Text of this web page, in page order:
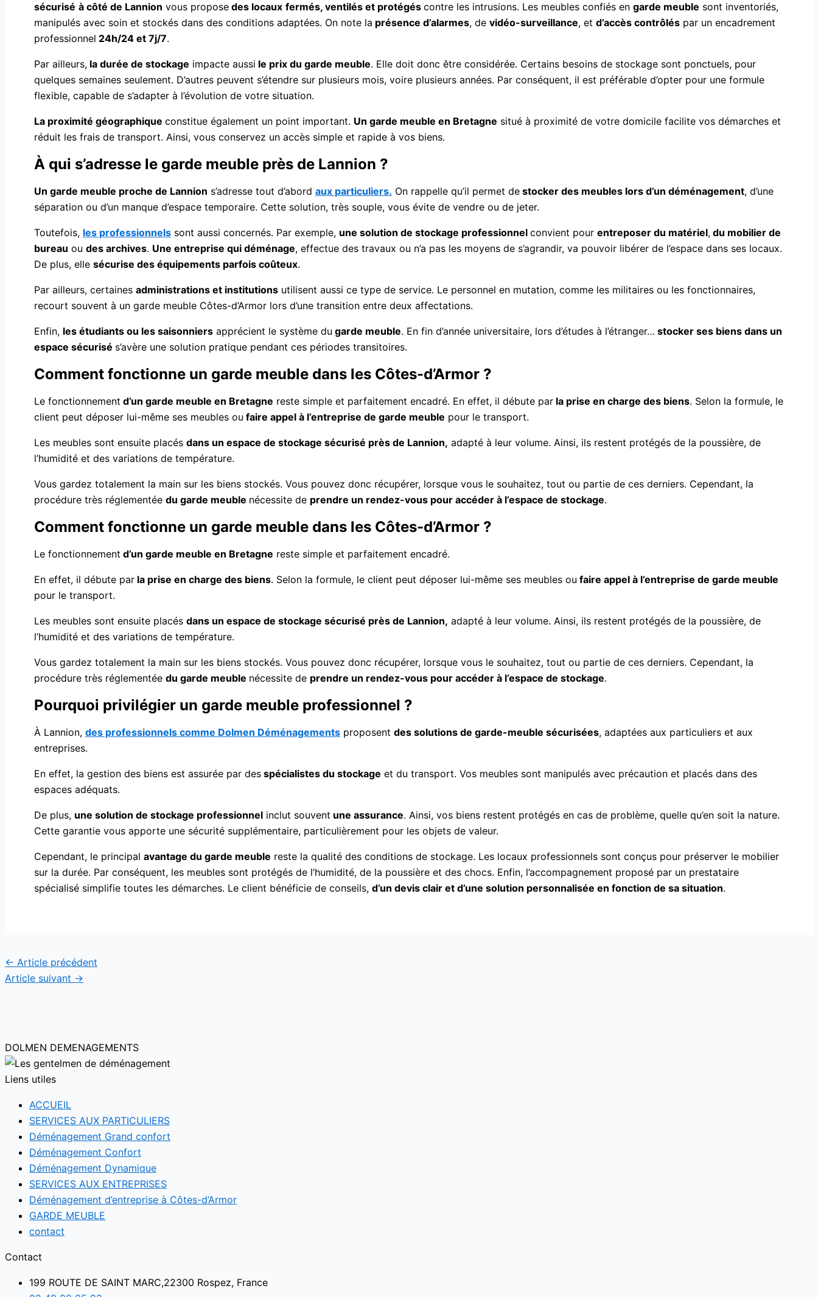
sécurisé à côté de Lannion vous propose des locaux fermés, ventilés et protégés contre les intrusions. Les meubles confiés en garde meuble sont inventoriés,
manipulés avec soin et stockés dans des conditions adaptées. On note la présence d’alarmes, de vidéo-surveillance, et d’accès contrôlés par un encadrement
professionnel 24h/24 et 7j/7.
Par ailleurs, la durée de stockage impacte aussi le prix du garde meuble. Elle doit donc être considérée. Certains besoins de stockage sont ponctuels, pour
quelques semaines seulement. D’autres peuvent s’étendre sur plusieurs mois, voire plusieurs années. Par conséquent, il est préférable d’opter pour une formule
flexible, capable de s’adapter à l’évolution de votre situation.
La proximité géographique constitue également un point important. Un garde meuble en Bretagne situé à proximité de votre domicile facilite vos démarches et
réduit les frais de transport. Ainsi, vous conservez un accès simple et rapide à vos biens.
À qui s’adresse le garde meuble près de Lannion ?
Un garde meuble proche de Lannion s’adresse tout d’abord aux particuliers. On rappelle qu’il permet de stocker des meubles lors d’un déménagement, d’une
séparation ou d’un manque d’espace temporaire. Cette solution, très souple, vous évite de vendre ou de jeter.
Toutefois, les professionnels sont aussi concernés. Par exemple, une solution de stockage professionnel convient pour entreposer du matériel, du mobilier de
bureau ou des archives. Une entreprise qui déménage, effectue des travaux ou n’a pas les moyens de s’agrandir, va pouvoir libérer de l’espace dans ses locaux.
De plus, elle sécurise des équipements parfois coûteux.
Par ailleurs, certaines administrations et institutions utilisent aussi ce type de service. Le personnel en mutation, comme les militaires ou les fonctionnaires,
recourt souvent à un garde meuble Côtes-d’Armor lors d’une transition entre deux affectations.
Enfin, les étudiants ou les saisonniers apprécient le système du garde meuble. En fin d’année universitaire, lors d’études à l’étranger… stocker ses biens dans un
espace sécurisé s’avère une solution pratique pendant ces périodes transitoires.
Comment fonctionne un garde meuble dans les Côtes-d’Armor ?
Le fonctionnement d’un garde meuble en Bretagne reste simple et parfaitement encadré. En effet, il débute par la prise en charge des biens. Selon la formule, le
client peut déposer lui-même ses meubles ou faire appel à l’entreprise de garde meuble pour le transport.
Les meubles sont ensuite placés dans un espace de stockage sécurisé près de Lannion, adapté à leur volume. Ainsi, ils restent protégés de la poussière, de
l’humidité et des variations de température.
Vous gardez totalement la main sur les biens stockés. Vous pouvez donc récupérer, lorsque vous le souhaitez, tout ou partie de ces derniers. Cependant, la
procédure très réglementée du garde meuble nécessite de prendre un rendez-vous pour accéder à l’espace de stockage.
Comment fonctionne un garde meuble dans les Côtes-d’Armor ?
Le fonctionnement d’un garde meuble en Bretagne reste simple et parfaitement encadré.
En effet, il débute par la prise en charge des biens. Selon la formule, le client peut déposer lui-même ses meubles ou faire appel à l’entreprise de garde meuble
pour le transport.
Les meubles sont ensuite placés dans un espace de stockage sécurisé près de Lannion, adapté à leur volume. Ainsi, ils restent protégés de la poussière, de
l’humidité et des variations de température.
Vous gardez totalement la main sur les biens stockés. Vous pouvez donc récupérer, lorsque vous le souhaitez, tout ou partie de ces derniers. Cependant, la
procédure très réglementée du garde meuble nécessite de prendre un rendez-vous pour accéder à l’espace de stockage.
Pourquoi privilégier un garde meuble professionnel ?
À Lannion, des professionnels comme Dolmen Déménagements proposent des solutions de garde-meuble sécurisées, adaptées aux particuliers et aux
entreprises.
En effet, la gestion des biens est assurée par des spécialistes du stockage et du transport. Vos meubles sont manipulés avec précaution et placés dans des
espaces adéquats.
De plus, une solution de stockage professionnel inclut souvent une assurance. Ainsi, vos biens restent protégés en cas de problème, quelle qu’en soit la nature.
Cette garantie vous apporte une sécurité supplémentaire, particulièrement pour les objets de valeur.
Cependant, le principal avantage du garde meuble reste la qualité des conditions de stockage. Les locaux professionnels sont conçus pour préserver le mobilier
sur la durée. Par conséquent, les meubles sont protégés de l’humidité, de la poussière et des chocs. Enfin, l’accompagnement proposé par un prestataire
spécialisé simplifie toutes les démarches. Le client bénéficie de conseils, d’un devis clair et d’une solution personnalisée en fonction de sa situation.
← Article précédent
Article suivant →
DOLMEN DEMENAGEMENTS
Liens utiles
ACCUEIL
SERVICES AUX PARTICULIERS
Déménagement Grand confort
Déménagement Confort
Déménagement Dynamique
SERVICES AUX ENTREPRISES
Déménagement d’entreprise à Côtes-d’Armor
GARDE MEUBLE
contact
Contact
199 ROUTE DE SAINT MARC,22300 Rospez, France